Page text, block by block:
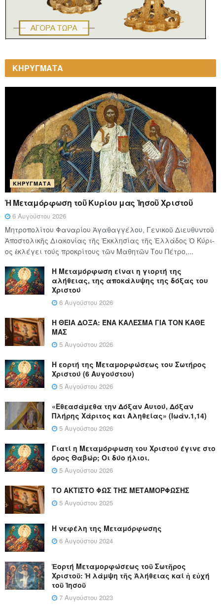
ΚΗΡΥΓΜΑΤΑ
ΚΗΡΎΓΜΑΤΑ
Ἡ Μεταμόρφωση τοῦ Κυρίου μας Ἰησοῦ Χριστοῦ
6 Αυγούστου 2026
Μητροπολίτου Φαναρίου Ἀγαθαγγέλου, Γενικοῦ Διευθυντοῦ
Ἀποστολικῆς Διακονίας τῆς Ἐκκλησίας τῆς Ἑλλάδος Ὁ Κύ­ρι­
ος ἐκλέγει τούς προ­κρί­τους τῶν Μα­θη­τῶν Του Πέ­τρο,...
Η Μεταμόρφωση είναι η γιορτή της
αλήθειας, της αποκάλυψης της δόξας του
Χριστού
6 Αυγούστου 2026
Η ΘΕΙΑ ΔΟΞΑ: ΈΝΑ ΚΑΛΕΣΜΑ ΓΙΑ ΤΟΝ ΚΑΘΕ
ΜΑΣ
5 Αυγούστου 2026
Η εορτή της Μεταμορφώσεως του Σωτήρος
Χριστού (6 Αυγούστου)
5 Αυγούστου 2026
«Εθεασάμεθα την Δόξαν Αυτού, Δόξαν
Πλήρης Χάριτος και Αληθείας» (Ιωάν.1,14)
5 Αυγούστου 2026
Γιατί η Μεταμόρφωση του Χριστού έγινε στο
όρος Θαβώρ; Οι δύο ήλιοι.
5 Αυγούστου 2026
ΤΟ ΑΚΤΙΣΤΟ ΦΩΣ ΤΗΣ ΜΕΤΑΜΟΡΦΩΣΗΣ
5 Αυγούστου 2025
Η νεφέλη της Μεταμόρφωσης
6 Αυγούστου 2024
Ἑορτή Μεταμορφώσεως τοῦ Σωτῆρος
Χριστοῦ: Ἡ λάμψη τῆς Ἀλήθειας καί ἡ εὐχή
τοῦ Ἰησοῦ
7 Αυγούστου 2023